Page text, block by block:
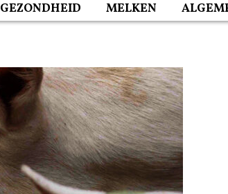
GEZONDHEID MELKEN